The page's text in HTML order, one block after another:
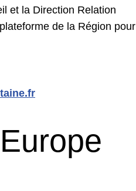
et la Direction Relation
de la Région pour